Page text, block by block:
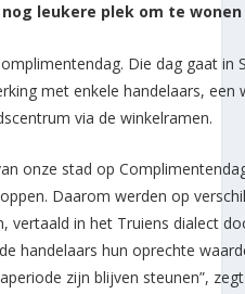
leukere plek om te
Die dag gaat
met enkele handelaars,
via de winkelramen.
onze stad op
Daarom werden op
vertaald in het Truiens dialect
handelaars hun oprechte
zijn blijven steunen”,